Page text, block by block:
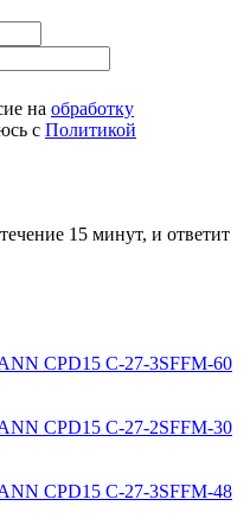
на обработку
с Политикой
15 минут, и ответит
CPD15 C-27-3SFFM-60
CPD15 C-27-2SFFM-30
CPD15 C-27-3SFFM-48